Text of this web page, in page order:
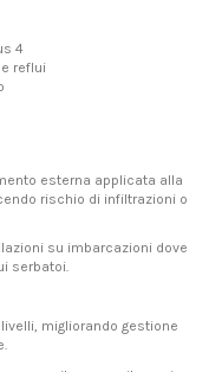
4
reflui
esterna applicata alla
rischio di infiltrazioni o
su imbarcazioni dove
serbatoi.
migliorando gestione